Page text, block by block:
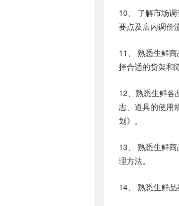
10、 了解市场
要点及店内调价
11、 熟悉生鲜
择合适的货架和
12、熟悉生鲜各
志、道具的使用
划》。
13、 熟悉生鲜
理方法。
14、 熟悉生鲜